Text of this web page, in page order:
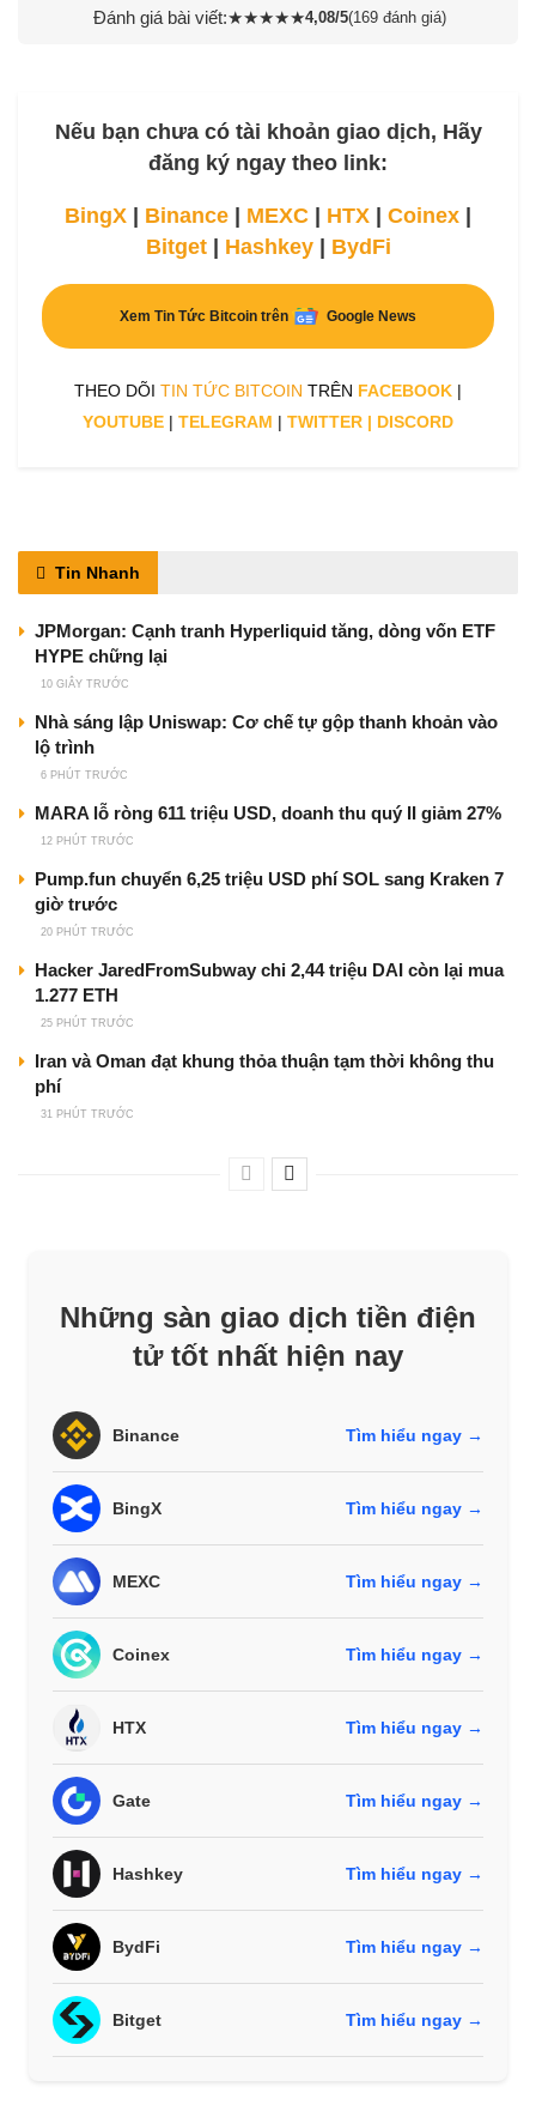
Đánh giá bài viết:★★★★★4,08/5(169 đánh giá)
Nếu bạn chưa có tài khoản giao dịch, Hãy
đăng ký ngay theo link:
BingX | Binance | MEXC | HTX | Coinex |
Bitget| Hashkey| BydFi
Xem Tin Tức Bitcoin trên Google News
THEO DÕI TIN TỨC BITCOIN TRÊN FACEBOOK |
YOUTUBE | TELEGRAM | TWITTER | DISCORD
Tin Nhanh
JPMorgan: Cạnh tranh Hyperliquid tăng, dòng vốn ETF
HYPE chững lại
10 GIÂY TRƯỚC
Nhà sáng lập Uniswap: Cơ chế tự gộp thanh khoản vào
lộ trình
6 PHÚT TRƯỚC
MARA lỗ ròng 611 triệu USD, doanh thu quý II giảm 27%
12 PHÚT TRƯỚC
Pump.fun chuyển 6,25 triệu USD phí SOL sang Kraken 7
giờ trước
20 PHÚT TRƯỚC
Hacker JaredFromSubway chi 2,44 triệu DAI còn lại mua
1.277 ETH
25 PHÚT TRƯỚC
Iran và Oman đạt khung thỏa thuận tạm thời không thu
phí
31 PHÚT TRƯỚC
Những sàn giao dịch tiền điện
tử tốt nhất hiện nay
Binance Tìm hiểu ngay →
BingX Tìm hiểu ngay →
MEXC Tìm hiểu ngay →
Coinex Tìm hiểu ngay →
HTX Tìm hiểu ngay →
Gate Tìm hiểu ngay →
Hashkey Tìm hiểu ngay →
BydFi Tìm hiểu ngay →
Bitget Tìm hiểu ngay →